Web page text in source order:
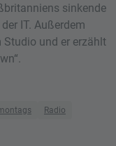
sinkende
IT. Außerdem
Studio und er erzählt
Radio